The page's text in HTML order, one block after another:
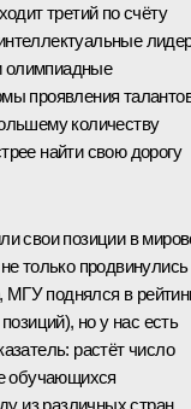
третий по счёту
олимпиадные
проявления
количеству
найти свою дорогу
свои позиции в
только продвинулись
МГУ поднялся в
но у нас есть
растёт число
обучающихся
из различных стран